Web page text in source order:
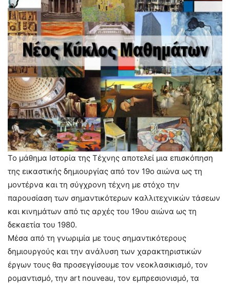
Το μάθημα Ιστορία της Τέχνης αποτελεί μια επισκόπηση
της εικαστικής δημιουργίας από τον 19ο αιώνα ως τη
μοντέρνα και τη σύγχρονη τέχνη με στόχο την
παρουσίαση των σημαντικότερων καλλιτεχνικών τάσεων
και κινημάτων από τις αρχές του 19ου αιώνα ως τη
δεκαετία του 1980.
Μέσα από τη γνωριμία με τους σημαντικότερους
δημιουργούς και την ανάλυση των χαρακτηριστικών
έργων τους θα προσεγγίσουμε τον νεοκλασικισμό, τον
ρομαντισμό, την art nouveau, τον εμπρεσιονισμό, τα